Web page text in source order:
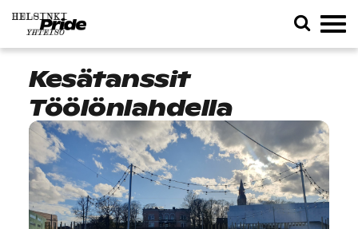
Kesätanssit
Töölönlahdella